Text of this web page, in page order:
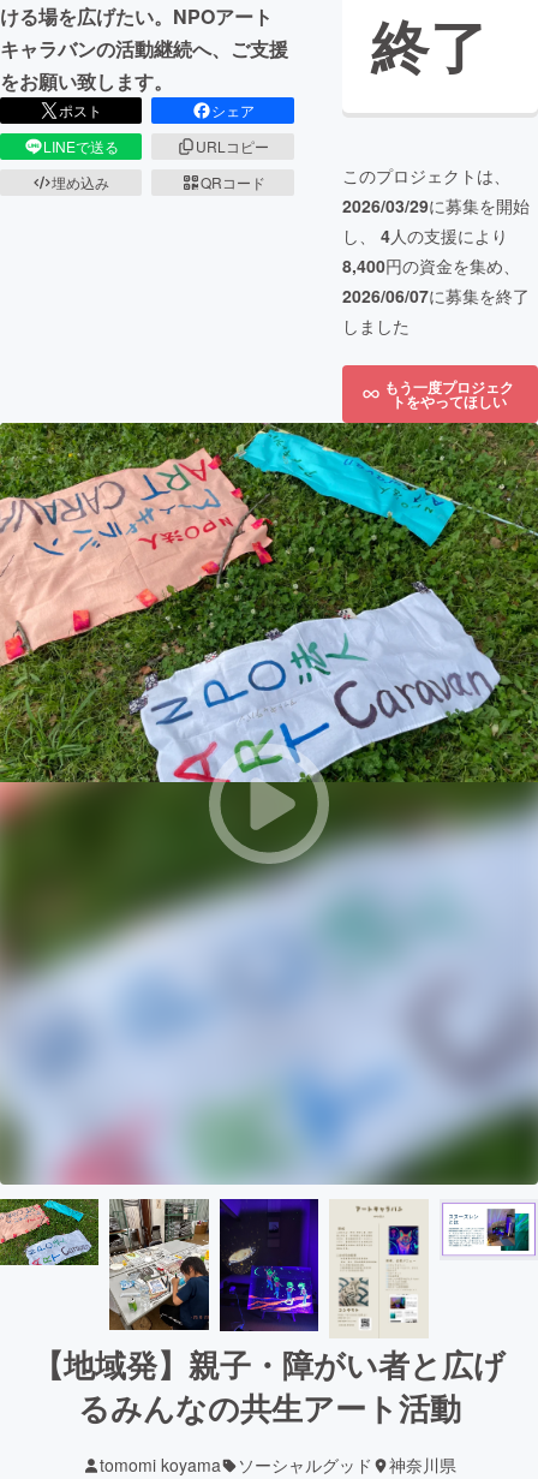
ける場を広げたい。NPOアート
キャラバンの活動継続へ、ご支援
をお願い致します。
ポスト
シェア
LINEで送る
URLコピー
埋め込み
QRコード
終了
このプロジェクトは、
2026/03/29に募集を開始
し、 4人の支援により
8,400円の資金を集め、
2026/06/07に募集を終了
しました
もう一度プロジェク
トをやってほしい
【地域発】親子・障がい者と広げ
るみんなの共生アート活動
tomomi koyama ソーシャルグッド 神奈川県